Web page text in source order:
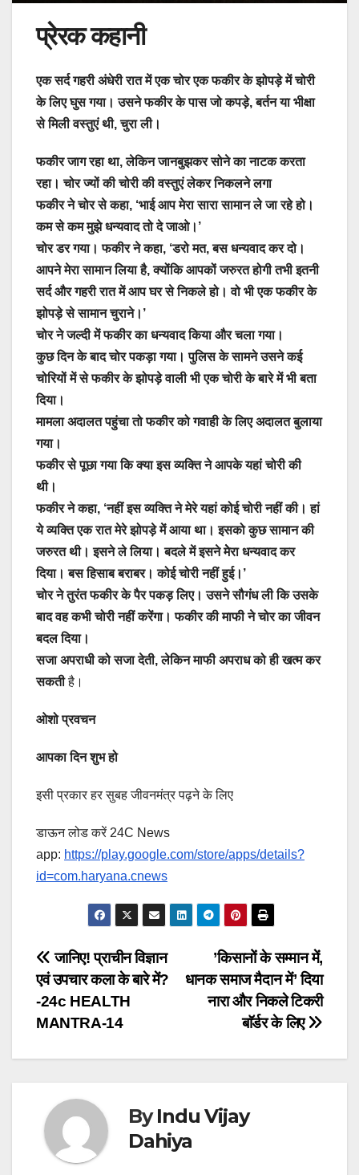
प्रेरक कहानी
एक सर्द गहरी अंधेरी रात में एक चोर एक फकीर के झोपड़े में चोरी
के लिए घुस गया। उसने फकीर के पास जो कपड़े, बर्तन या भीक्षा
से मिली वस्तुएं थी, चुरा ली।
फकीर जाग रहा था, लेकिन जानबुझकर सोने का नाटक करता
रहा। चोर ज्यों की चोरी की वस्तुएं लेकर निकलने लगा
फकीर ने चोर से कहा, ‘भाई आप मेरा सारा सामान ले जा रहे हो।
कम से कम मुझे धन्यवाद तो दे जाओ।’
चोर डर गया। फकीर ने कहा, ‘डरो मत, बस धन्यवाद कर दो।
आपने मेरा सामान लिया है, क्योंकि आपकों जरुरत होगी तभी इतनी
सर्द और गहरी रात में आप घर से निकले हो। वो भी एक फकीर के
झोपड़े से सामान चुराने।’
चोर ने जल्दी में फकीर का धन्यवाद किया और चला गया।
कुछ दिन के बाद चोर पकड़ा गया। पुलिस के सामने उसने कई
चोरियों में से फकीर के झोपड़े वाली भी एक चोरी के बारे में भी बता
दिया।
मामला अदालत पहुंचा तो फकीर को गवाही के लिए अदालत बुलाया
गया।
फकीर से पूछा गया कि क्या इस व्यक्ति ने आपके यहां चोरी की
थी।
फकीर ने कहा, ‘नहीं इस व्यक्ति ने मेरे यहां कोई चोरी नहीं की। हां
ये व्यक्ति एक रात मेरे झोपड़े में आया था। इसको कुछ सामान की
जरुरत थी। इसने ले लिया। बदले में इसने मेेरा धन्यवाद कर
दिया। बस हिसाब बराबर। कोई चोरी नहीं हुई।’
चोर ने तुरंत फकीर के पैर पकड़ लिए। उसने सौगंध ली कि उसके
बाद वह कभी चोरी नहीं करेंगा। फकीर की माफी ने चोर का जीवन
बदल दिया।
सजा अपराधी को सजा देती, लेकिन माफी अपराध को ही खत्म कर
सकतीहै।
ओशो प्रवचन
आपका दिन शुभ हो
इसी प्रकार हर सुबह जीवनमंत्र पढ़ने के लिए
डाऊन लोड करें 24C News
app: https://play.google.com/store/apps/details?
id=com.haryana.cnews
Post
navigation
’किसानों के सम्मान में,
धानक समाज मैदान में’ दिया
नारा और निकले टिकरी
बाॅर्डर के लिए
जानिए! प्राचीन विज्ञान
एवं उपचार कला के बारे में?
-24c HEALTH
MANTRA-14
ByIndu Vijay
Dahiya